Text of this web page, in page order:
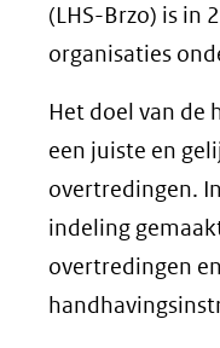
(LHS-Brzo) is in
organisaties
Het doel van de
een juiste en
overtredingen.
indeling
overtredingen